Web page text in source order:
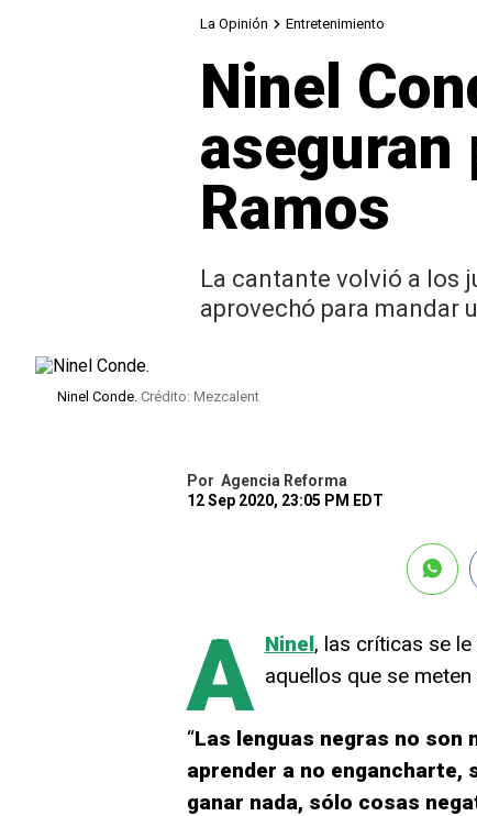
La Opinión Entretenimiento
Ninel
aseguran
Ramos
La cantante volvió a los
aprovechó para mandar
Ninel Conde. Crédito: Mezcalent
Por Agencia Reforma
12 Sep 2020, 23:05 PM EDT
A Ninel, las críticas se
aquellos que se meten
“Las lenguas negras no son
aprender a no engancharte,
ganar nada, sólo cosas